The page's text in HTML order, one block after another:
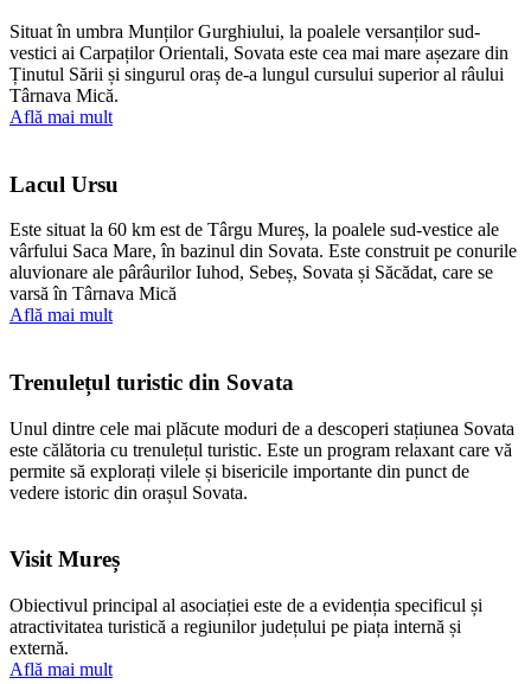
Situat în umbra Munților Gurghiului, la poalele versanților sud-
vestici ai Carpaților Orientali, Sovata este cea mai mare așezare din
Ținutul Sării și singurul oraș de-a lungul cursului superior al râului
Târnava Mică.
Află mai mult
Lacul Ursu
Este situat la 60 km est de Târgu Mureș, la poalele sud-vestice ale
vârfului Saca Mare, în bazinul din Sovata. Este construit pe conurile
aluvionare ale pârâurilor Iuhod, Sebeș, Sovata și Săcădat, care se
varsă în Târnava Mică
Află mai mult
Trenulețul turistic din Sovata
Unul dintre cele mai plăcute moduri de a descoperi stațiunea Sovata
este călătoria cu trenulețul turistic. Este un program relaxant care vă
permite să explorați vilele și bisericile importante din punct de
vedere istoric din orașul Sovata.
Visit Mureș
Obiectivul principal al asociației este de a evidenția specificul și
atractivitatea turistică a regiunilor județului pe piața internă și
externă.
Află mai mult